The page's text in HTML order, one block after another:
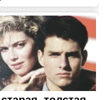
у
який